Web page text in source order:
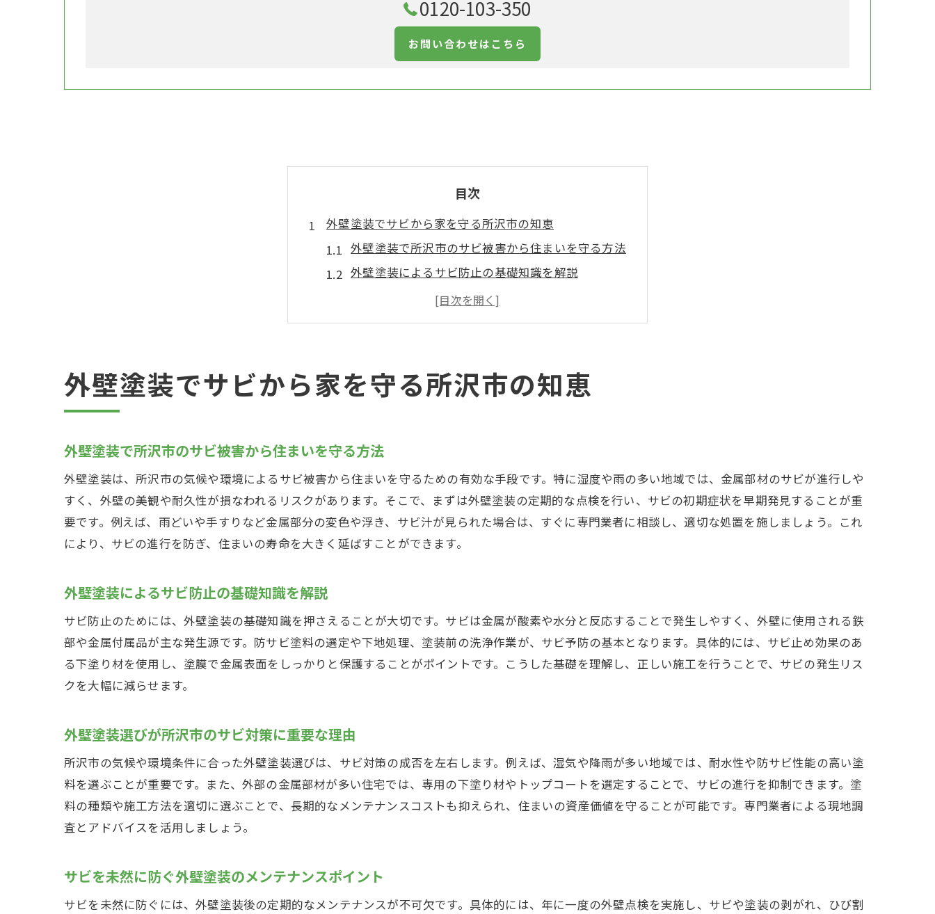
0120-103-350
お問い合わせはこちら
目次
外壁塗装でサビから家を守る所沢市の知恵
外壁塗装で所沢市のサビ被害から住まいを守る方法
外壁塗装によるサビ防止の基礎知識を解説
外壁塗装選びが所沢市のサビ対策に重要な理由
サビを未然に防ぐ外壁塗装のメンテナンスポイント
所沢市で外壁塗装を成功させる心構え
所沢市特有のサビ対策と外壁塗装の基本
外壁塗装でサビ対策を成功させる基本ステップ
所沢市で外壁塗装を考える際のサビ対策の要点
外壁塗装を通じたサビ防止の実践的な工夫
サビが目立つ外壁に最適な塗装プランとは
外壁塗装を選ぶ際のサビ対策ポイント
外壁塗装後も続くサビ防止のメンテナンス法
外壁塗装におけるサビ防止の重要ポイント
外壁塗装で失敗しないサビ防止の基本知識
外壁塗装に適したサビ止め塗料の選び方
サビ対策に欠かせない外壁塗装の下地処理
外壁塗装でサビ防止を実現するための注意点
長持ちする外壁塗装のコツとサビ予防術
外壁塗装でサビから家を守る所沢市の知恵
外壁塗装で所沢市のサビ被害から住まいを守る方法
外壁塗装は、所沢市の気候や環境によるサビ被害から住まいを守るための有効な手段です。特に湿度や雨の多い地域では、金属部材のサビが進行しや
すく、外壁の美観や耐久性が損なわれるリスクがあります。そこで、まずは外壁塗装の定期的な点検を行い、サビの初期症状を早期発見することが重
要です。例えば、雨どいや手すりなど金属部分の変色や浮き、サビ汁が見られた場合は、すぐに専門業者に相談し、適切な処置を施しましょう。これ
により、サビの進行を防ぎ、住まいの寿命を大きく延ばすことができます。
外壁塗装によるサビ防止の基礎知識を解説
サビ防止のためには、外壁塗装の基礎知識を押さえることが大切です。サビは金属が酸素や水分と反応することで発生しやすく、外壁に使用される鉄
部や金属付属品が主な発生源です。防サビ塗料の選定や下地処理、塗装前の洗浄作業が、サビ予防の基本となります。具体的には、サビ止め効果のあ
る下塗り材を使用し、塗膜で金属表面をしっかりと保護することがポイントです。こうした基礎を理解し、正しい施工を行うことで、サビの発生リス
クを大幅に減らせます。
外壁塗装選びが所沢市のサビ対策に重要な理由
所沢市の気候や環境条件に合った外壁塗装選びは、サビ対策の成否を左右します。例えば、湿気や降雨が多い地域では、耐水性や防サビ性能の高い塗
料を選ぶことが重要です。また、外部の金属部材が多い住宅では、専用の下塗り材やトップコートを選定することで、サビの進行を抑制できます。塗
料の種類や施工方法を適切に選ぶことで、長期的なメンテナンスコストも抑えられ、住まいの資産価値を守ることが可能です。専門業者による現地調
査とアドバイスを活用しましょう。
サビを未然に防ぐ外壁塗装のメンテナンスポイント
サビを未然に防ぐには、外壁塗装後の定期的なメンテナンスが不可欠です。具体的には、年に一度の外壁点検を実施し、サビや塗装の剥がれ、ひび割